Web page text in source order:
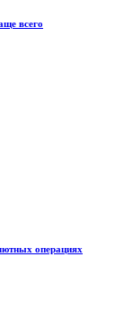
всего
операциях